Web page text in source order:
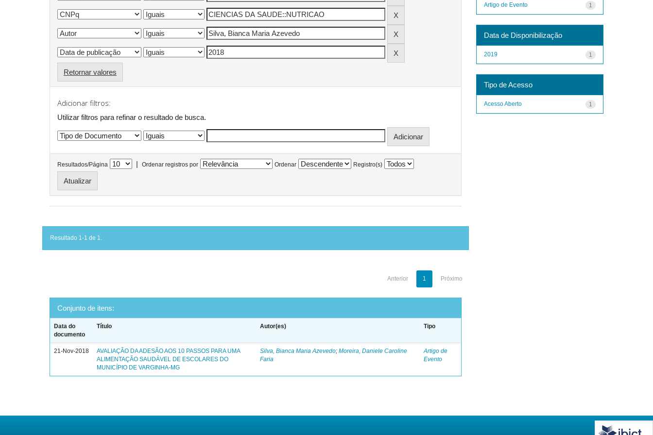
Retornar valores
Adicionar filtros:
Utilizar filtros para refinar o resultado de busca.
Resultados/Página | Ordenar registros por Ordenar Registro(s)
Resultado 1-1 de 1.
Anterior 1 Próximo
Conjunto de itens:
Data do
documento
Título Autor(es) Tipo
21-Nov-2018
AVALIAÇÃO DA ADESÃO AOS 10 PASSOS PARA UMA
ALIMENTAÇÃO SAUDÁVEL DE ESCOLARES DO
MUNICÍPIO DE VARGINHA-MG
Silva, Bianca Maria Azevedo;Moreira, Daniele Caroline
Faria
Artigo de
Evento
1
Artigo de Evento
Data de Disponibilização
1
2019
Tipo de Acesso
1
Acesso Aberto